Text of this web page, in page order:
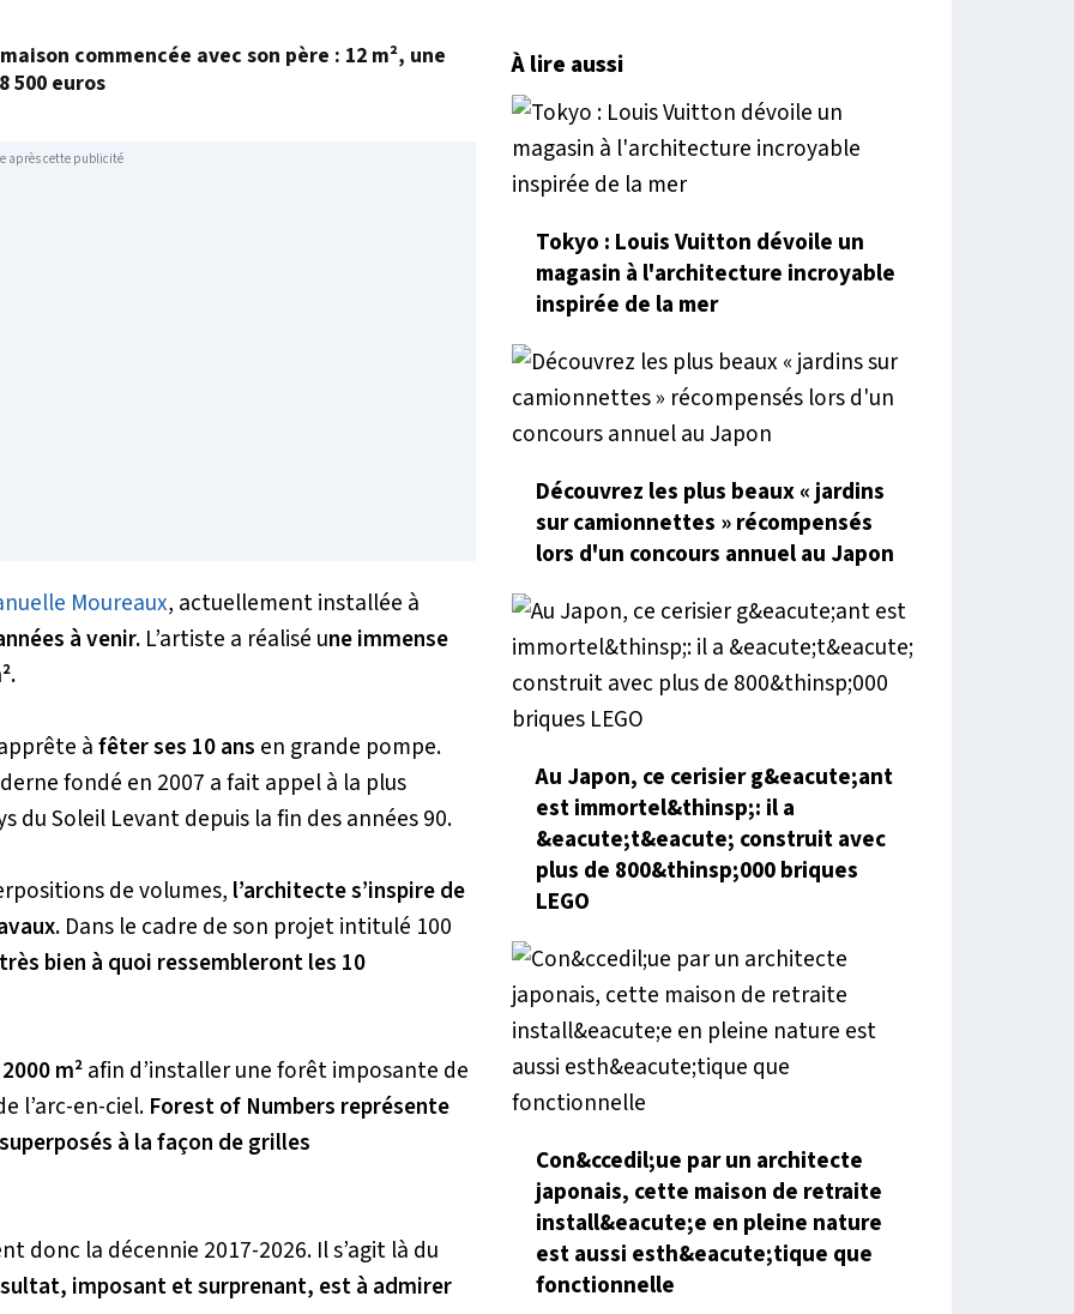
commencée avec son père : 12 m², une
500 euros
après cette publicité
Moureaux, actuellement installée à
à venir. L’artiste a réalisé une immense
àfêter ses 10 ans en grande pompe.
fondé en 2007 a fait appel à la plus
du Soleil Levant depuis la fin des années 90.
de volumes, l’architecte s’inspire de
Dans le cadre de son projet intitulé 100
bien à quoi ressembleront les 10
m²afin d’installer une forêt imposante de
l’arc-en-ciel. Forest of Numbers représente
à la façon de grilles
donc la décennie 2017-2026. Il s’agit là du
imposant et surprenant, est à admirer
À lire aussi
Tokyo : Louis Vuitton dévoile un
magasin à l'architecture incroyable
inspirée de la mer
Découvrez les plus beaux « jardins
sur camionnettes » récompensés
lors d'un concours annuel au Japon
Au Japon, ce cerisier g&eacute;ant
est immortel&thinsp;: il a
&eacute;t&eacute; construit avec
plus de 800&thinsp;000 briques
LEGO
Con&ccedil;ue par un architecte
japonais, cette maison de retraite
install&eacute;e en pleine nature
est aussi esth&eacute;tique que
fonctionnelle